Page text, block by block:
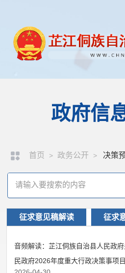
政府信
首页 > 政务公开 > 决策
征求意见稿解读 征求
音频解读：芷江侗族自治县人民政
民政府2026年度重大行政决策事项